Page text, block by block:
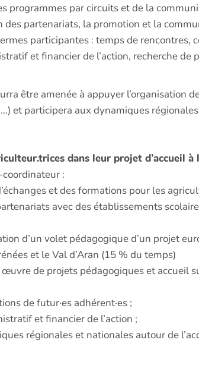
programmes par circuits et de la
partenariats, la promotion et la
participantes : temps de rencontres,
et financier de l’action, recherche de
être amenée à appuyer l’organisation
et participera aux dynamiques
dans leur projet d’accueil
:
et des formations pour les
avec des établissements
d’un volet pédagogique d’un projet
et le Val d’Aran (15 % du temps)
de projets pédagogiques et accueil
de futur·es adhérent·es ;
et financier de l’action ;
régionales et nationales autour de